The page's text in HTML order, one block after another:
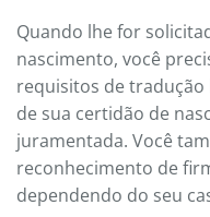
Quando lhe for
nascimento, você
requisitos de tradução
de sua certidão de
juramentada. Você
reconhecimento de
dependendo do seu